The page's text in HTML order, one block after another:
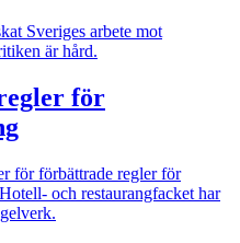
Sveriges arbete mot
är hård.
för
för förbättrade regler för
och restaurangfacket har